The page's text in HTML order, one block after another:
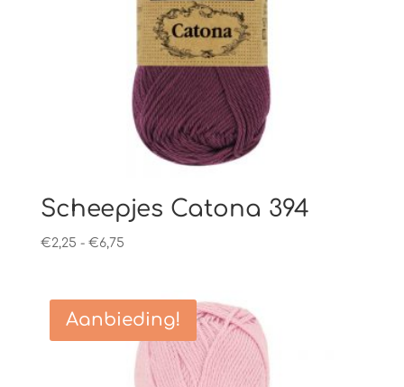
Scheepjes Catona 394
€2,25 - €6,75Prijsklasse:
Aanbieding!